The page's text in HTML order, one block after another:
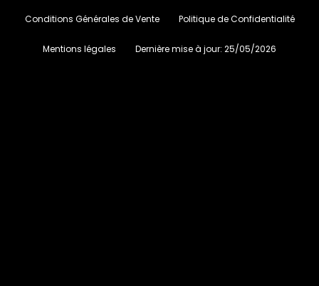
Conditions Générales de Vente Politique de Confidentialité
Mentions légales Dernière mise à jour: 25/05/2026